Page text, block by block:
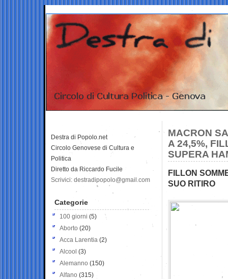
MACRON
A 24,5%,
SUPERA
FILLON
SUO RITIRO
Destra di Popolo.net
Circolo Genovese di Cultura e
Politica
Diretto da Riccardo Fucile
Scrivici: destradipopolo@gmail.com
Categorie
100 giorni (5)
Aborto (20)
Acca Larentia (2)
Alcool (3)
Alemanno (150)
Alfano (315)